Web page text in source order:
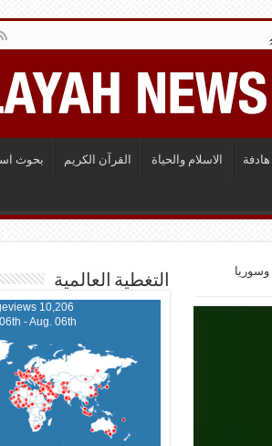
الاسلام والحياة القرآن الكريم بحوث
التغطية العالمية
10,206 Pageviews
- Aug. 06th